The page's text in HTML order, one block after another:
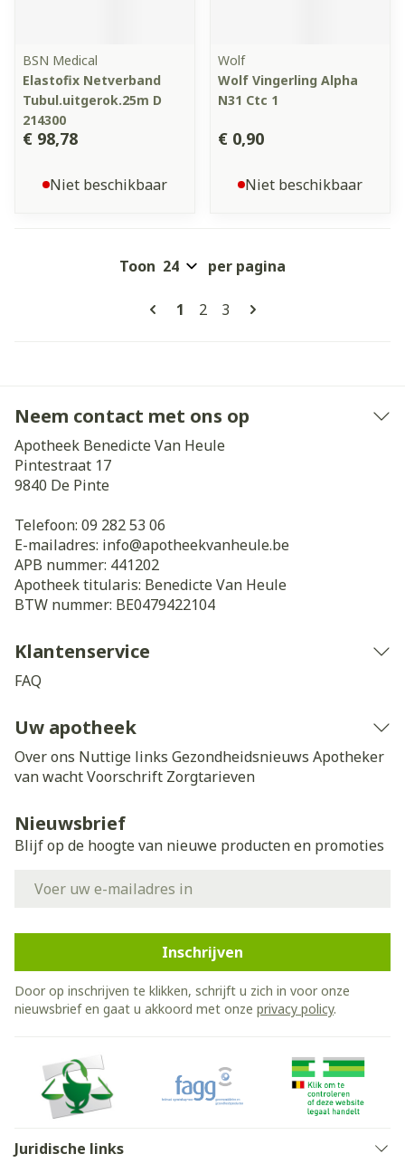
BSN Medical
Elastofix Netverband
Tubul.uitgerok.25m D
214300
€ 98,78
Niet beschikbaar
Wolf
Wolf Vingerling Alpha
N31 Ctc 1
€ 0,90
Niet beschikbaar
Pagina's
U lees momenteel pagina
1 Pagina
2 Pagina
3
Toon per pagina
Neem contact met ons op
Apotheek Benedicte Van Heule
Pintestraat 17
9840 De Pinte
Telefoon: 09 282 53 06
E-mailadres: info@apotheekvanheule.be
APB nummer: 441202
Apotheek titularis: Benedicte Van Heule
BTW nummer: BE0479422104
Klantenservice
FAQ
Uw apotheek
Over ons Nuttige links Gezondheidsnieuws Apotheker
van wachtVoorschrift Zorgtarieven
Nieuwsbrief
Blijf op de hoogte van nieuwe producten en promoties
Inschrijven
Door op inschrijven te klikken, schrijft u zich in voor onze
nieuwsbrief en gaat u akkoord met onze privacy policy.
Juridische links